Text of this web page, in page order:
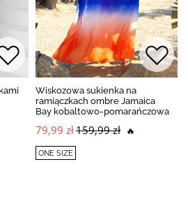
Wiskozowa sukienka na
ramiączkach ombre Jamaica
Bay kobaltowo-pomarańczowa
79,99 zł159,99 zł 🔥
ONE SIZE